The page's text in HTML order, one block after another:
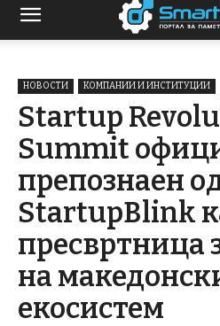
НОВОСТИ КОМПАНИИ И ИНСТИТУЦИИ
Startup
Summit
препознаен
StartupBlink
пресвртница
на
екосистем